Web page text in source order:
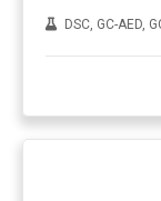
DSC, GC-AED, GC-Carrier gas,